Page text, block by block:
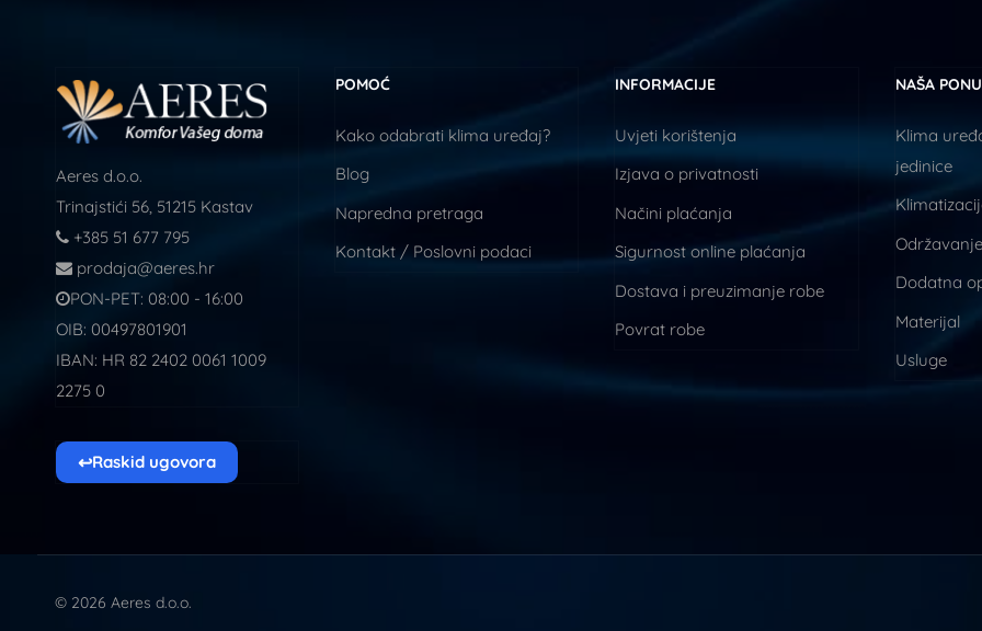
Aeres d.o.o.
Trinajstići 56, 51215 Kastav
+385 51 677 795
prodaja@aeres.hr
PON-PET: 08:00 - 16:00
OIB: 00497801901
IBAN: HR 82 2402 0061 1009
2275 0
↩Raskid ugovora
POMOĆ
Kako odabrati klima uređaj?
Blog
Napredna pretraga
Kontakt / Poslovni podaci
INFORMACIJE
Uvjeti korištenja
Izjava o privatnosti
Načini plaćanja
Sigurnost online plaćanja
Dostava i preuzimanje robe
Povrat robe
NAŠA
Klima
jedinice
Dodatna
Materijal
Usluge
© 2026 Aeres d.o.o.